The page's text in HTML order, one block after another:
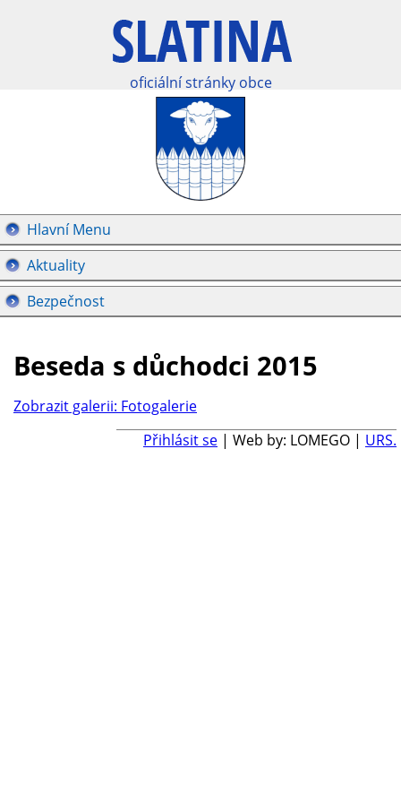
oficiální stránky obce
Hlavní Menu
Aktuality
Bezpečnost
Beseda s důchodci 2015
Zobrazit galerii: Fotogalerie
Přihlásit se | Web by: LOMEGO | URS.